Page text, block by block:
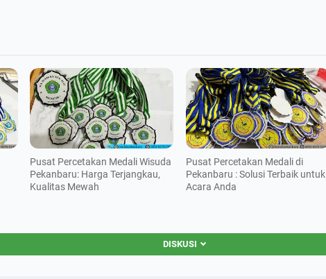
Pusat Percetakan Medali Wisuda
Pekanbaru: Harga Terjangkau,
Kualitas Mewah
Pusat Percetakan Medali di
Pekanbaru : Solusi Terbaik untuk
Acara Anda
DISKUSI